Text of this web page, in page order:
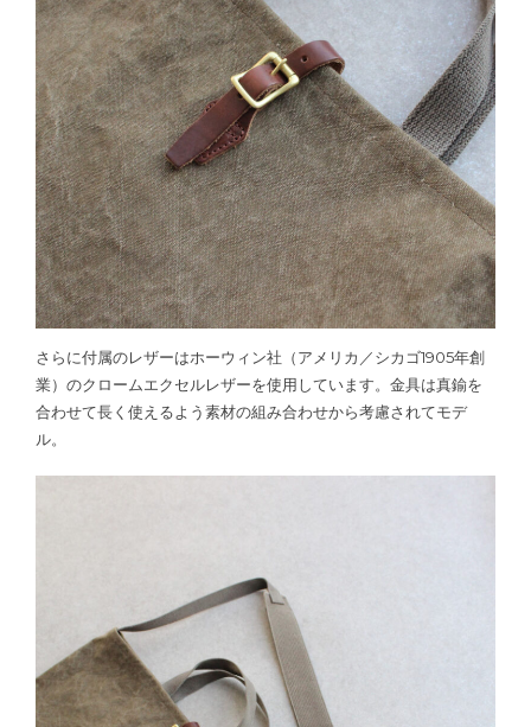
さらに付属のレザーはホーウィン社（アメリカ／シカゴ1905年創
業）のクロームエクセルレザーを使用しています。金具は真鍮を
合わせて長く使えるよう素材の組み合わせから考慮されてモデ
ル。